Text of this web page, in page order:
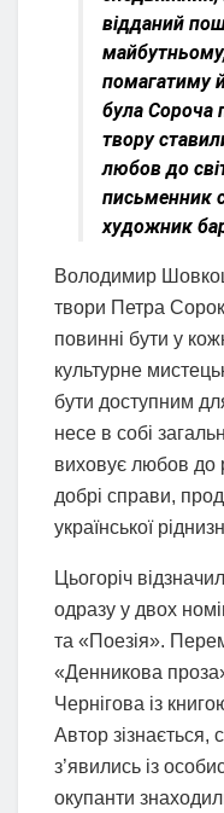
відданий
помагатиму
була Сороча
твору
любов до
письменник
художник
Володимир
твори Петра
повинні бути у
культурне
бути доступним
несе в собі
виховує любов до
добрі справи,
української
Цьогоріч
одразу у двох
та «Поезія».
«Денникова
Чернігова із
Автор зізнається,
з’явились із
окупанти